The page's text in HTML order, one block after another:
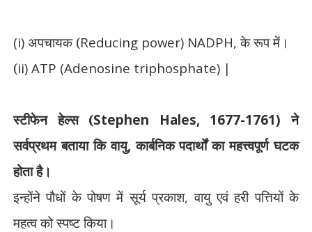
(i) अपचायक (Reducing power) NADPH,के रूप में।
(ii) ATP (Adenosine triphosphate) |
स्टीफेन हेल्स (Stephen Hales, 1677-1761)ने
सर्वप्रथम बताया कि वायु,कार्बनिक पदार्थों का महत्त्वपूर्ण घटक
होता है।
इन्होंने पौधों के पोषण में सूर्य प्रकाश,वायु एवं हरी पत्तियों के
महत्व को स्पष्ट किया।